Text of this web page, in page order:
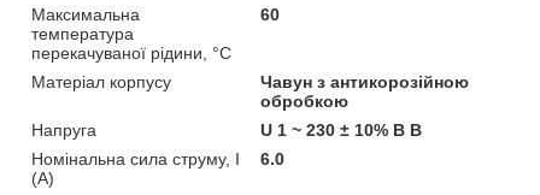
Максимальна
температура
перекачуваної рідини, °C
60
Матеріал корпусу
Чавун з антикорозійною
обробкою
Напруга
U 1 ~ 230 ± 10% В В
Номінальна сила струму, I
(А)
6.0